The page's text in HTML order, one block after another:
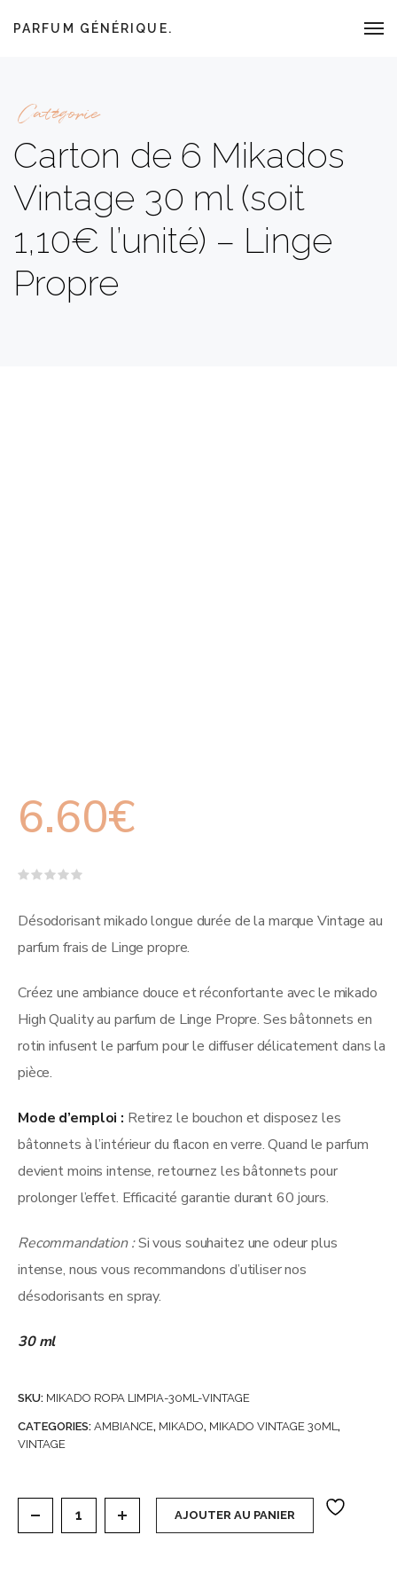
PARFUM GÉNÉRIQUE.
Catégorie
Carton de 6 Mikados
Vintage 30 ml (soit
1,10€ l’unité) – Linge
Propre
6.60€
sur
5
Désodorisant mikado longue durée de la marque Vintage au
parfum frais de Linge propre.
Créez une ambiance douce et réconfortante avec le mikado
High Quality au parfum de Linge Propre. Ses bâtonnets en
rotin infusent le parfum pour le diffuser délicatement dans la
pièce.
Mode d’emploi : Retirez le bouchon et disposez les
bâtonnets à l’intérieur du flacon en verre. Quand le parfum
devient moins intense, retournez les bâtonnets pour
prolonger l’effet. Efficacité garantie durant 60 jours.
Recommandation :Si vous souhaitez une odeur plus
intense, nous vous recommandons d’utiliser nos
désodorisants en spray.
30 ml
SKU: MIKADO ROPA LIMPIA-30ML-VINTAGE
CATEGORIES: AMBIANCE, MIKADO, MIKADO VINTAGE 30ML ,
VINTAGE
Carton de 6 Mikados Vintage 30 ml (soit 1,10€
AJOUTER AU PANIER